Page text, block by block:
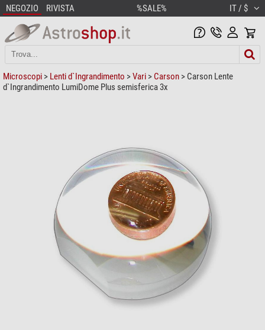
NEGOZIO RIVISTA %SALE% IT / $
Microscopi > Lenti d`Ingrandimento >Vari > Carson > Carson Lente
d`Ingrandimento LumiDome Plus semisferica 3x